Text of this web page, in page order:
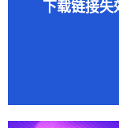
下载链接